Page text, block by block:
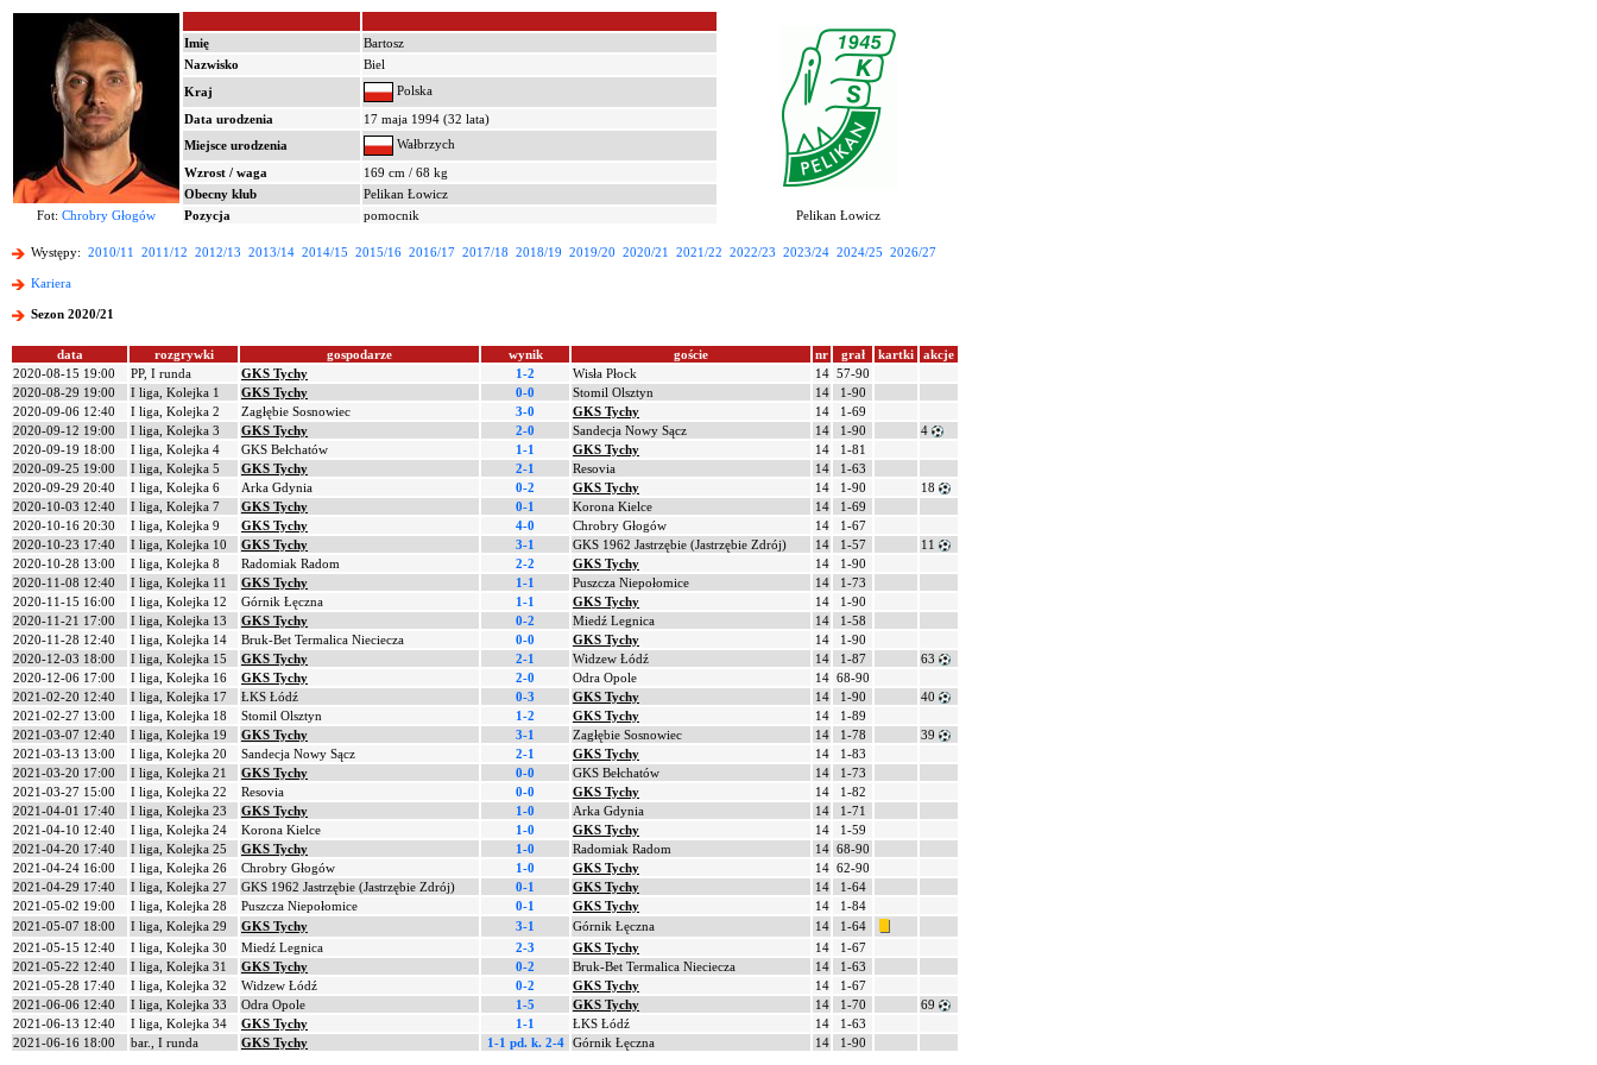
Imię
Bartosz
Nazwisko
Biel
Kraj
Polska
Data urodzenia
17 maja 1994 (32 lata)
Miejsce urodzenia
Wałbrzych
Wzrost / waga
169 cm / 68 kg
Obecny klub
Pelikan Łowicz
Fot: Chrobry Głogów Pozycja pomocnik Pelikan Łowicz
Występy: 2010/11 2011/12 2012/13 2013/14 2014/15 2015/16 2016/17 2017/18 2018/19 2019/20 2020/21 2021/22 2022/23 2023/24 2024/25 2026/27
Kariera
Sezon 2020/21
data rozgrywki gospodarze wynik goście nr grał kartki
akcje
2020-08-15 19:00
PP, I runda GKS Tychy 1-2 Wisła Płock 14 57-90
2020-08-29 19:00
I liga, Kolejka 1 GKS Tychy 0-0 Stomil Olsztyn 14
1-90
2020-09-06 12:40
I liga, Kolejka 2 Zagłębie Sosnowiec 3-0 GKS Tychy 14
1-69
2020-09-12 19:00
I liga, Kolejka 3 GKS Tychy 2-0 Sandecja Nowy Sącz 14 1-90
4
2020-09-19 18:00
I liga, Kolejka 4 GKS Bełchatów 1-1 GKS Tychy 14
1-81
2020-09-25 19:00
I liga, Kolejka 5 GKS Tychy 2-1 Resovia 14
1-63
2020-09-29 20:40
I liga, Kolejka 6 Arka Gdynia 0-2 GKS Tychy 14 1-90
18
2020-10-03 12:40
I liga, Kolejka 7 GKS Tychy 0-1 Korona Kielce 14
1-69
2020-10-16 20:30
I liga, Kolejka 9 GKS Tychy 4-0 Chrobry Głogów 14
1-67
2020-10-23 17:40
I liga, Kolejka 10 GKS Tychy 3-1 GKS 1962 Jastrzębie (Jastrzębie Zdrój) 14 1-57
11
2020-10-28 13:00
I liga, Kolejka 8 Radomiak Radom 2-2 GKS Tychy 14
1-90
2020-11-08 12:40
I liga, Kolejka 11 GKS Tychy 1-1 Puszcza Niepołomice 14
1-73
2020-11-15 16:00
I liga, Kolejka 12 Górnik Łęczna 1-1 GKS Tychy 14
1-90
2020-11-21 17:00
I liga, Kolejka 13 GKS Tychy 0-2 Miedź Legnica 14
1-58
2020-11-28 12:40
I liga, Kolejka 14 Bruk-Bet Termalica Nieciecza 0-0 GKS Tychy 14
1-90
2020-12-03 18:00
I liga, Kolejka 15 GKS Tychy 2-1 Widzew Łódź 14 1-87
63
2020-12-06 17:00
I liga, Kolejka 16 GKS Tychy 2-0 Odra Opole 14 68-90
2021-02-20 12:40
I liga, Kolejka 17 ŁKS Łódź 0-3 GKS Tychy 14 1-90
40
2021-02-27 13:00
I liga, Kolejka 18 Stomil Olsztyn 1-2 GKS Tychy 14
1-89
2021-03-07 12:40
I liga, Kolejka 19 GKS Tychy 3-1 Zagłębie Sosnowiec 14 1-78
39
2021-03-13 13:00
I liga, Kolejka 20 Sandecja Nowy Sącz 2-1 GKS Tychy 14
1-83
2021-03-20 17:00
I liga, Kolejka 21 GKS Tychy 0-0 GKS Bełchatów 14
1-73
2021-03-27 15:00
I liga, Kolejka 22 Resovia 0-0 GKS Tychy 14
1-82
2021-04-01 17:40
I liga, Kolejka 23 GKS Tychy 1-0 Arka Gdynia 14
1-71
2021-04-10 12:40
I liga, Kolejka 24 Korona Kielce 1-0 GKS Tychy 14
1-59
2021-04-20 17:40
I liga, Kolejka 25 GKS Tychy 1-0 Radomiak Radom 14 68-90
2021-04-24 16:00
I liga, Kolejka 26 Chrobry Głogów 1-0 GKS Tychy 14 62-90
2021-04-29 17:40
I liga, Kolejka 27 GKS 1962 Jastrzębie (Jastrzębie Zdrój) 0-1 GKS Tychy 14
1-64
2021-05-02 19:00
I liga, Kolejka 28 Puszcza Niepołomice 0-1 GKS Tychy 14
1-84
2021-05-07 18:00
I liga, Kolejka 29 GKS Tychy 3-1 Górnik Łęczna 14
1-64
2021-05-15 12:40
I liga, Kolejka 30 Miedź Legnica 2-3 GKS Tychy 14
1-67
2021-05-22 12:40
I liga, Kolejka 31 GKS Tychy 0-2 Bruk-Bet Termalica Nieciecza 14
1-63
2021-05-28 17:40
I liga, Kolejka 32 Widzew Łódź 0-2 GKS Tychy 14
1-67
2021-06-06 12:40
I liga, Kolejka 33 Odra Opole 1-5 GKS Tychy 14 1-70
69
2021-06-13 12:40
I liga, Kolejka 34 GKS Tychy 1-1 ŁKS Łódź 14
1-63
2021-06-16 18:00
bar., I runda GKS Tychy 1-1 pd. k. 2-4 Górnik Łęczna 14 1-90